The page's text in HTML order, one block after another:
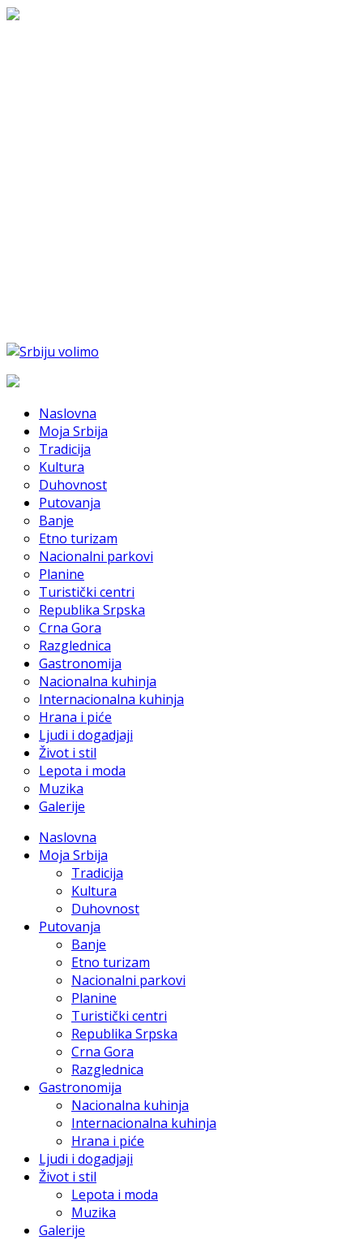
Naslovna
Moja Srbija
Tradicija
Kultura
Duhovnost
Putovanja
Banje
Etno turizam
Nacionalni parkovi
Planine
Turistički centri
Republika Srpska
Crna Gora
Razglednica
Gastronomija
Nacionalna kuhinja
Internacionalna kuhinja
Hrana i piće
Ljudi i dogadjaji
Život i stil
Lepota i moda
Muzika
Galerije
Naslovna
Moja Srbija
Tradicija
Kultura
Duhovnost
Putovanja
Banje
Etno turizam
Nacionalni parkovi
Planine
Turistički centri
Republika Srpska
Crna Gora
Razglednica
Gastronomija
Nacionalna kuhinja
Internacionalna kuhinja
Hrana i piće
Ljudi i dogadjaji
Život i stil
Lepota i moda
Muzika
Galerije